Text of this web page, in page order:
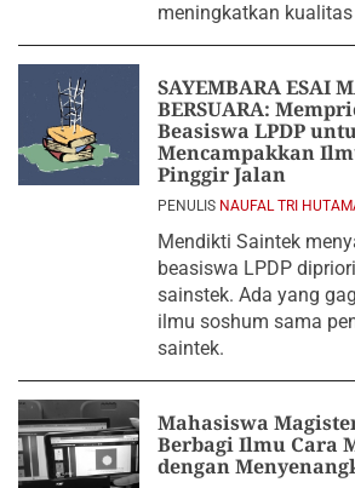
meningkatkan
SAYEMBARA ESAI
BERSUARA:
Beasiswa LPDP
Mencampakkan
Pinggir Jalan
PENULIS NAUFAL TRI
Mendikti Saintek
beasiswa LPDP
sainstek. Ada yang
ilmu soshum sama
saintek.
Mahasiswa
Berbagi Ilmu Cara
dengan